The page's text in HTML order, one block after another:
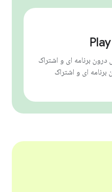
برنامه ای و اشتراک
ای و اشتراک